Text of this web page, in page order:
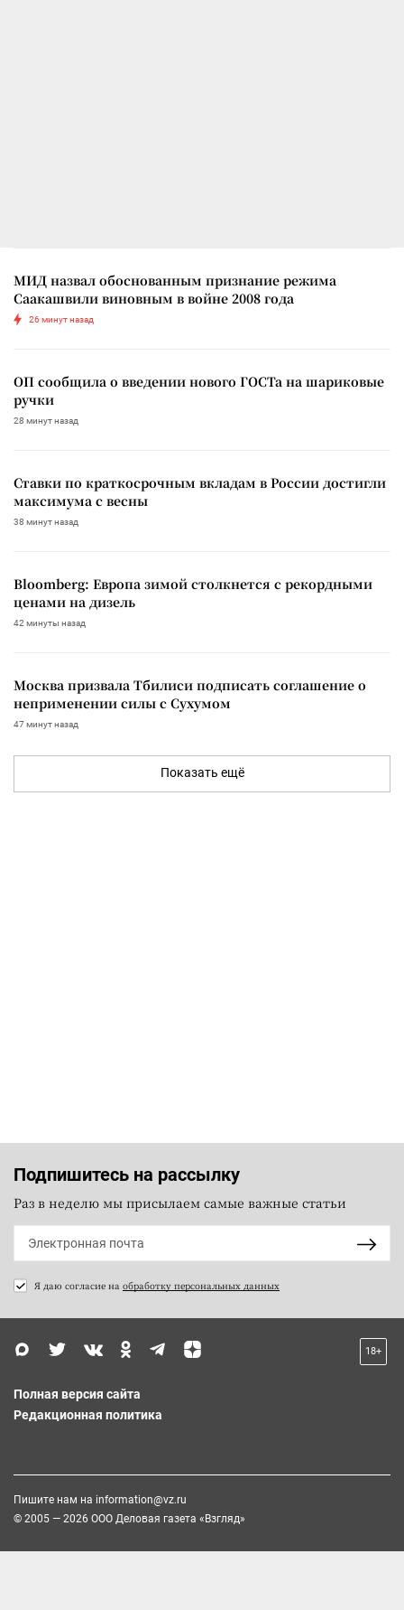
МИД назвал обоснованным признание режима
Саакашвили виновным в войне 2008 года
26 минут назад
ОП сообщила о введении нового ГОСТа на шариковые
ручки
28 минут назад
Ставки по краткосрочным вкладам в России достигли
максимума с весны
38 минут назад
Bloomberg: Европа зимой столкнется с рекордными
ценами на дизель
42 минуты назад
Москва призвала Тбилиси подписать соглашение о
неприменении силы с Сухумом
47 минут назад
Показать ещё
Подпишитесь на рассылку
Раз в неделю мы присылаем самые важные статьи
Я даю согласие на обработку персональных данных
18+
Полная версия сайта
Редакционная политика
Пишите нам на information@vz.ru
© 2005 — 2026 ООО Деловая газета «Взгляд»